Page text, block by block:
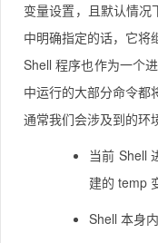
变量设置，且默认情
中明确指定的话，它将
Shell 程序也作为一个
中运行的大部分命令都
通常我们会涉及到的环
当前 Shell
建的 temp
Shell 本身